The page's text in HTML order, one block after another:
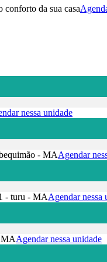
conforto da sua casa
nessa unidade
- MAAgendar
- turu - MAAgendar nessa
MAAgendar nessa unidade